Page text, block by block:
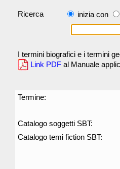
Ricerca inizia con
I termini biografici e i termini
Link PDF al Manuale
Termine:
Catalogo soggetti SBT:
Catalogo temi fiction SBT: